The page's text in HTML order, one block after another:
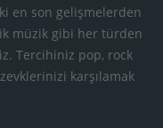
en son gelişmelerden
müzik gibi her türden
Tercihiniz pop, rock
karşılamak